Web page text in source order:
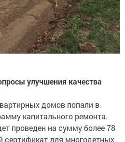
улучшения качества
домов попали в
капитального ремонта.
проведен на сумму более 78
для многодетных